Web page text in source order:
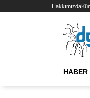
Hakkımızda
HABER